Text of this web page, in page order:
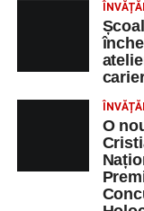
Privind spre
În încheierea
ediției din 2027,
educație. După
didactică,
deciziilor,
să revină la
stau la baza
O